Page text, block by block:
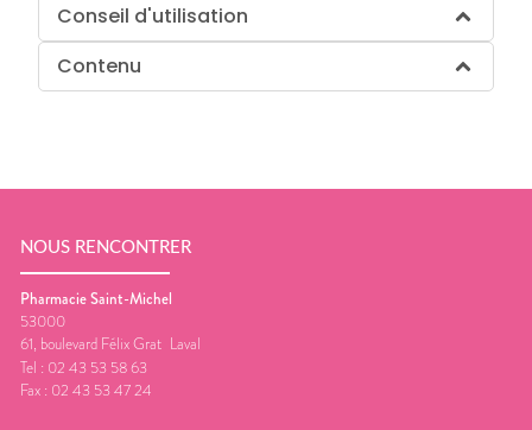
Conseil d'utilisation
Contenu
NOUS RENCONTRER
Pharmacie Saint-Michel
53000
61, boulevard Félix Grat Laval
Tel : 02 43 53 58 63
Fax : 02 43 53 47 24